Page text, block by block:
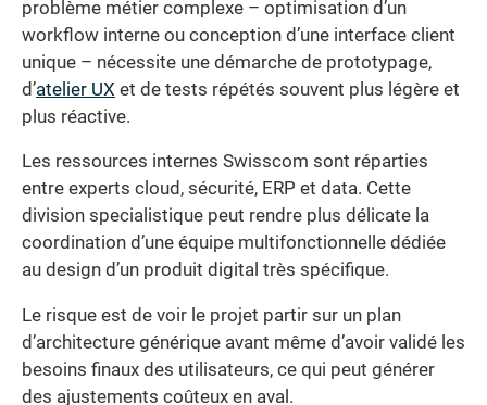
problème métier complexe – optimisation d’un
workflow interne ou conception d’une interface client
unique – nécessite une démarche de prototypage,
d’atelier UX et de tests répétés souvent plus légère et
plus réactive.
Les ressources internes Swisscom sont réparties
entre experts cloud, sécurité, ERP et data. Cette
division specialistique peut rendre plus délicate la
coordination d’une équipe multifonctionnelle dédiée
au design d’un produit digital très spécifique.
Le risque est de voir le projet partir sur un plan
d’architecture générique avant même d’avoir validé les
besoins finaux des utilisateurs, ce qui peut générer
des ajustements coûteux en aval.